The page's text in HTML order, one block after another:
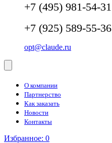
+7 (495) 981-54-31
+7 (925) 589-55-36
opt@claude.ru
О компании
Партнерство
Как заказать
Новости
Контакты
Избранное: 0